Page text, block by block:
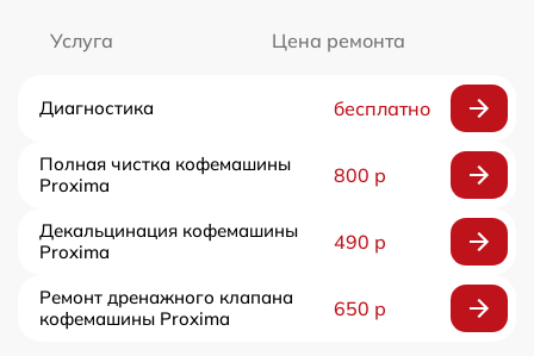
Услуга Цена ремонта
Диагностика бесплатно
Полная чистка кофемашины
Proxima
800 р
Декальцинация кофемашины
Proxima
490 р
Ремонт дренажного клапана
кофемашины Proxima
650 р